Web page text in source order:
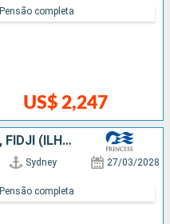
US$ 2,247
Pensão completa
AUSTRÁLIA, NOVA ZELÂNDIA, FIDJI (ILHAS), SAMOA, ESTADOS UNIDOS
Sydney 27/03/2028
Pensão completa